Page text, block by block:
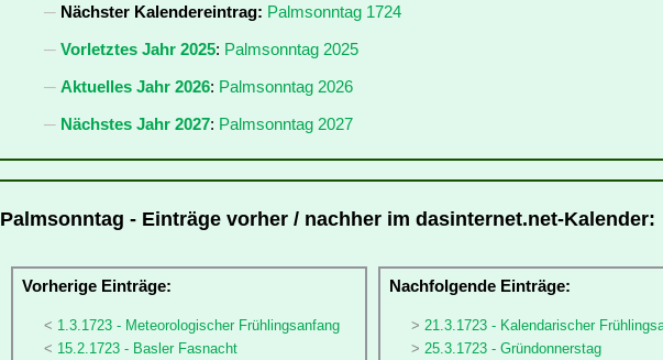
Nächster Kalendereintrag: Palmsonntag 1724
Vorletztes Jahr 2025: Palmsonntag 2025
Aktuelles Jahr 2026: Palmsonntag 2026
Nächstes Jahr 2027: Palmsonntag 2027
Palmsonntag - Einträge vorher / nachher im dasinternet.net-Kalender:
Vorherige Einträge:
1.3.1723 - Meteorologischer Frühlingsanfang
15.2.1723 - Basler Fasnacht
Nachfolgende Einträge:
21.3.1723 - Kalendarischer
25.3.1723 - Gründonnerstag